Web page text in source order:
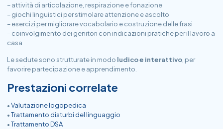
– attività di articolazione, respirazione e fonazione
– giochi linguistici per stimolare attenzione e ascolto
– esercizi per migliorare vocabolario e costruzione delle frasi
– coinvolgimento dei genitori con indicazioni pratiche per il lavoro a
casa
Le sedute sono strutturate in modo ludico e interattivo , per
favorire partecipazione e apprendimento.
Prestazioni correlate
•Valutazione logopedica
•Trattamento disturbi del linguaggio
•Trattamento DSA